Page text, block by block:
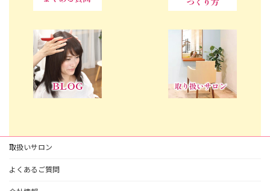
取扱いサロン
よくあるご質問